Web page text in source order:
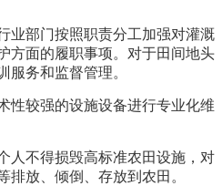
业部门按照职责分工加强对灌溉
方面的履职事项。对于田间地头
务和监督管理。
性较强的设施设备进行专业化维
人不得损毁高标准农田设施，对
放、倾倒、存放到农田。